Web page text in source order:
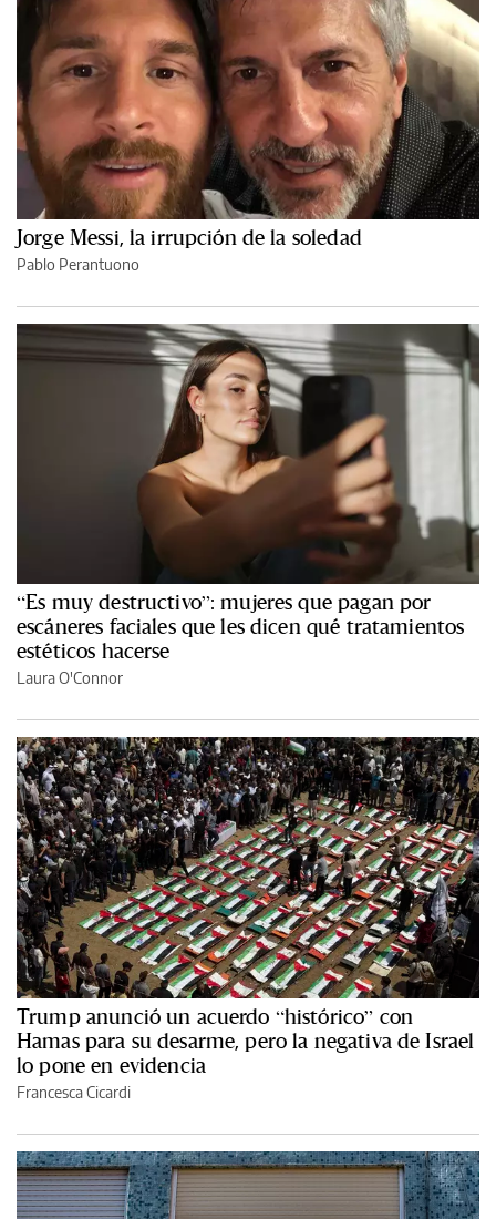
Jorge Messi, la irrupción de la soledad
Pablo Perantuono
“Es muy destructivo”: mujeres que pagan por
escáneres faciales que les dicen qué tratamientos
estéticos hacerse
Laura O'Connor
Trump anunció un acuerdo “histórico” con
Hamas para su desarme, pero la negativa de Israel
lo pone en evidencia
Francesca Cicardi